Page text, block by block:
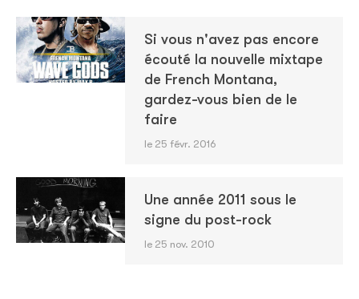
Si vous n'avez pas encore
écouté la nouvelle mixtape
de French Montana,
gardez-vous bien de le
faire
le 25 févr. 2016
Une année 2011 sous le
signe du post-rock
le 25 nov. 2010